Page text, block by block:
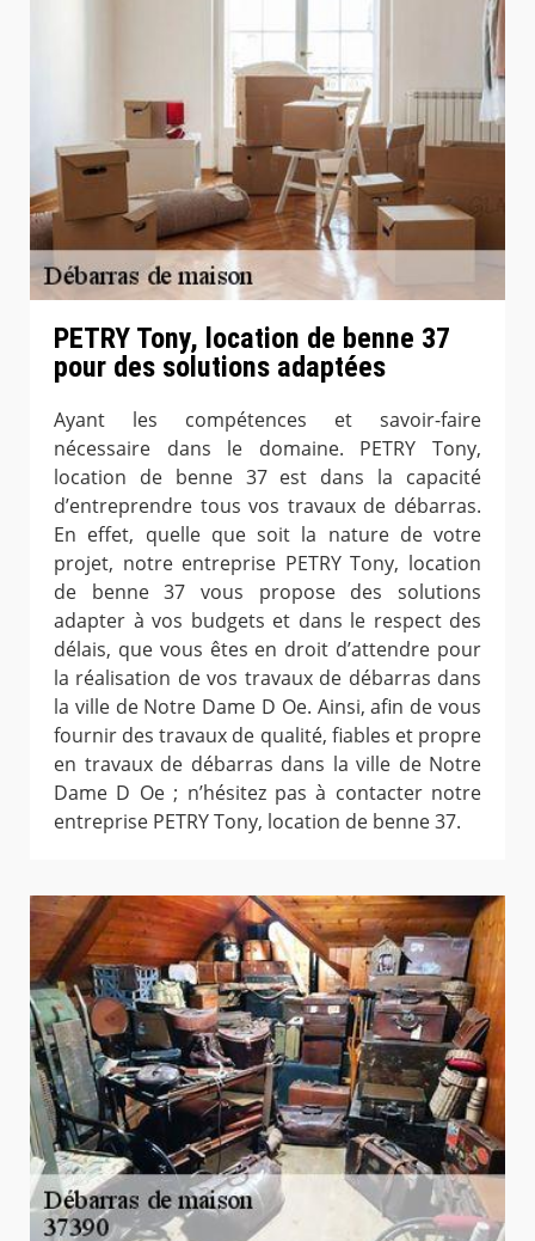
PETRY Tony, location de benne 37
pour des solutions adaptées
Ayant les compétences et savoir-faire
nécessaire dans le domaine. PETRY Tony,
location de benne 37 est dans la capacité
d’entreprendre tous vos travaux de débarras.
En effet, quelle que soit la nature de votre
projet, notre entreprise PETRY Tony, location
de benne 37 vous propose des solutions
adapter à vos budgets et dans le respect des
délais, que vous êtes en droit d’attendre pour
la réalisation de vos travaux de débarras dans
la ville de Notre Dame D Oe. Ainsi, afin de vous
fournir des travaux de qualité, fiables et propre
en travaux de débarras dans la ville de Notre
Dame D Oe ; n’hésitez pas à contacter notre
entreprise PETRY Tony, location de benne 37.